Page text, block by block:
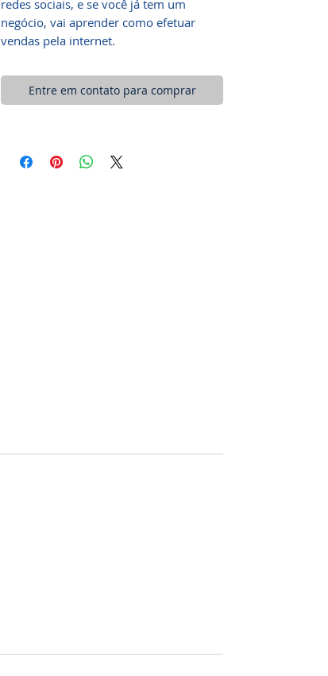
redes sociais, e se você já tem um
negócio, vai aprender como efetuar
vendas pela internet.
Entre em contato para comprar